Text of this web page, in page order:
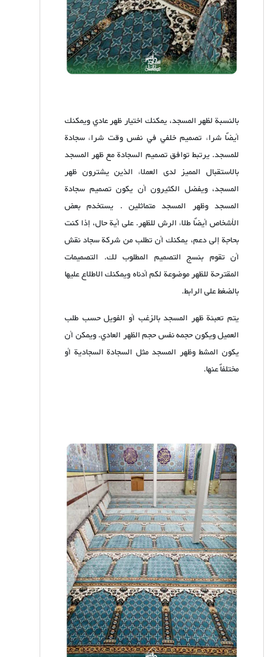
بالنسبة لظهر المسجد، يمكنك اختيار ظهر عادي ويمكنك
أيضًا شراء تصميم خلفي في نفس وقت شراء سجادة
للمسجد. يرتبط توافق تصميم السجادة مع ظهر المسجد
بالاستقبال المميز لدى العملاء الذين يشترون ظهر
المسجد، ويفضل الكثيرون أن يكون تصميم سجادة
المسجد وظهر المسجد متماثلين . يستخدم بعض
الأشخاص أيضًا طلاء الرش للظهر. على أية حال، إذا كنت
بحاجة إلى دعم، يمكنك أن تطلب من شركة سجاد نقش
أن تقوم بنسج التصميم المطلوب لك. التصميمات
المقترحة للظهر موضوعة لكم أدناه ويمكنك الاطلاع عليها
بالضغط على الرابط.
يتم تعبئة ظهر المسجد بالزغب أو الفويل حسب طلب
العميل ويكون حجمه نفس حجم الظهر العادي. ويمكن أن
يكون المشط وظهر المسجد مثل السجادة السجادية أو
مختلفاً عنها.